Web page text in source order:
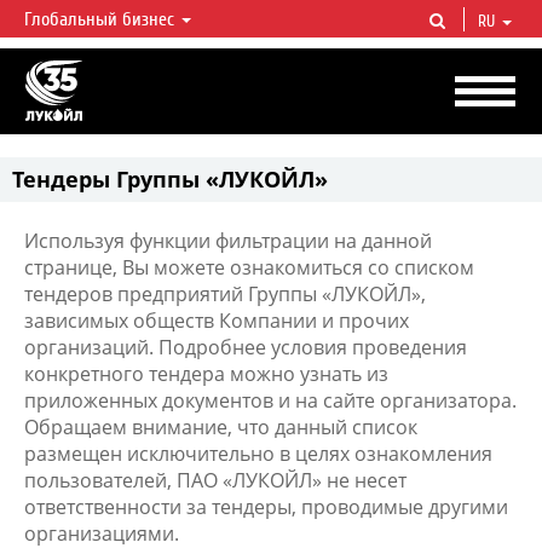
ЛУКОЙЛ СЕГОДНЯ
ЛУКОЙЛ — одна из крупнейших вертикально интегрированных
нефтегазовых компаний в мире, на долю которой приходится более 2%
мировой добычи нефти и около 1% доказанных запасов углеводородов.
Глобальный бизнес RU
Тендеры Группы «ЛУКОЙЛ»
Используя функции фильтрации на данной
странице, Вы можете ознакомиться со списком
тендеров предприятий Группы «ЛУКОЙЛ»,
зависимых обществ Компании и прочих
организаций. Подробнее условия проведения
конкретного тендера можно узнать из
приложенных документов и на сайте организатора.
Обращаем внимание, что данный список
размещен исключительно в целях ознакомления
пользователей, ПАО «ЛУКОЙЛ» не несет
ответственности за тендеры, проводимые другими
организациями.